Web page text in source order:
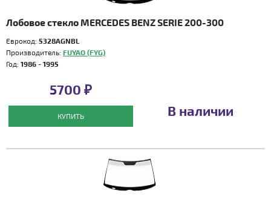
Лобовое стекло MERCEDES BENZ SERIE 200-300
Еврокод: 5328AGNBL
Производитель: FUYAO (FYG)
Год: 1986 - 1995
5700 ₽
КУПИТЬ В наличии